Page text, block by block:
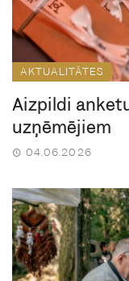
AKTUALITĀTES
Aizpildi
uzņēmējiem
04.06.2026